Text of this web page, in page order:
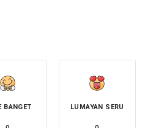
BANGET LUMAYAN SERU